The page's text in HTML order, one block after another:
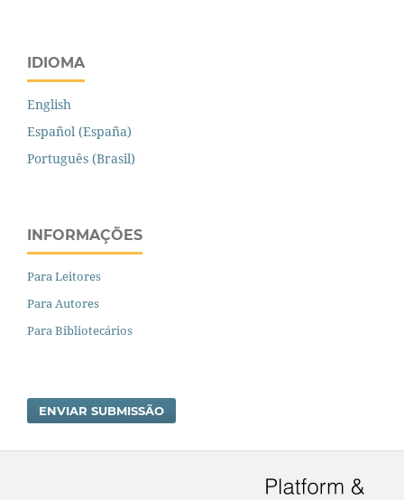
IDIOMA
English
Español (España)
Português (Brasil)
INFORMAÇÕES
Para Leitores
Para Autores
Para Bibliotecários
ENVIAR SUBMISSÃO